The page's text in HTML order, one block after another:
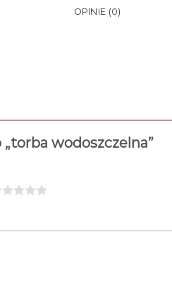
OPINIE (0)
wodoszczelna”